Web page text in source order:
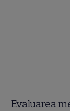
Evaluarea